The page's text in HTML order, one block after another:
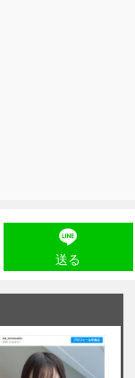
送る